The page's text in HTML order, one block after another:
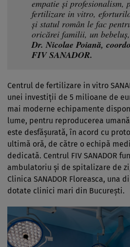
empatie și profesionalism,
fertilizare in vitro,
și statul român le fac
oricărei familii, un
Dr. Nicolae Poiană,
FIV SANADOR.
Centrul de fertilizare in vitro
unei investiții de 5 milioane de
mai moderne echipamente
lume, pentru reproducerea
este desfășurată, în acord cu
ultimă oră, de către o echipă
dedicată. Centrul FIV SANADOR
ambulatoriu și de spitalizare de
Clinica SANADOR Floreasca, una
dotate clinici mari din București.